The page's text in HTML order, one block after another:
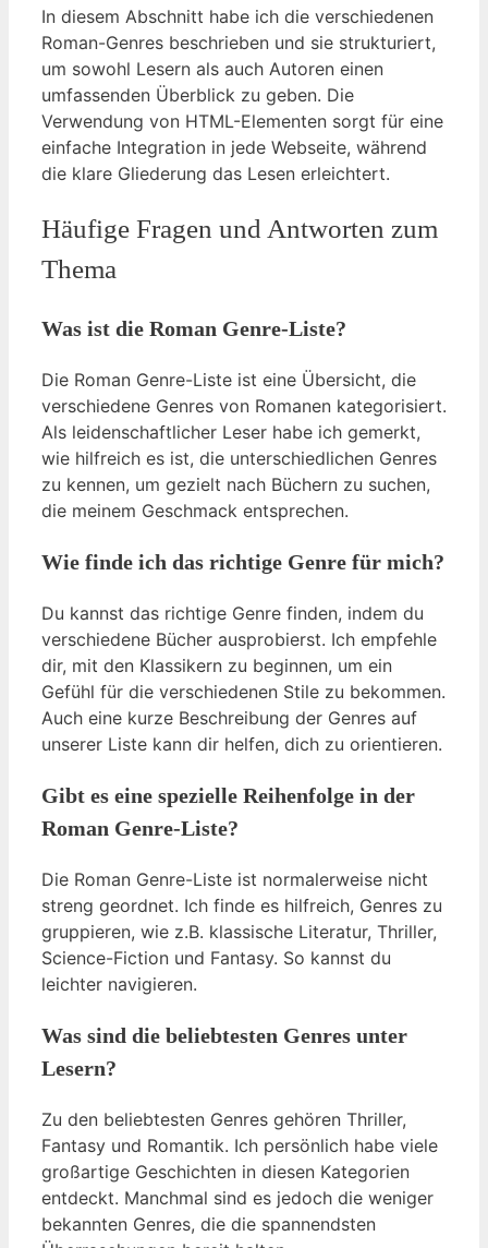
In diesem Abschnitt habe ich die verschiedenen
Roman-Genres beschrieben und sie strukturiert,
um sowohl Lesern als auch Autoren einen
umfassenden Überblick zu geben. Die
Verwendung von HTML-Elementen sorgt für eine
einfache Integration in jede Webseite, während
die klare Gliederung das Lesen erleichtert.
Häufige Fragen und Antworten zum
Thema
Was ist die Roman Genre-Liste?
Die Roman Genre-Liste ist eine Übersicht, die
verschiedene Genres von Romanen kategorisiert.
Als leidenschaftlicher Leser habe ich gemerkt,
wie hilfreich es ist, die unterschiedlichen Genres
zu kennen, um gezielt nach Büchern zu suchen,
die meinem Geschmack entsprechen.
Wie finde ich das richtige Genre für mich?
Du kannst das richtige Genre finden, indem du
verschiedene Bücher ausprobierst. Ich empfehle
dir, mit den Klassikern zu beginnen, um ein
Gefühl für die verschiedenen Stile zu bekommen.
Auch eine kurze Beschreibung der Genres auf
unserer Liste kann dir helfen, dich zu orientieren.
Gibt es eine spezielle Reihenfolge in der
Roman Genre-Liste?
Die Roman Genre-Liste ist normalerweise nicht
streng geordnet. Ich finde es hilfreich, Genres zu
gruppieren, wie z.B. klassische Literatur, Thriller,
Science-Fiction und Fantasy. So kannst du
leichter navigieren.
Was sind die beliebtesten Genres unter
Lesern?
Zu den beliebtesten Genres gehören Thriller,
Fantasy und Romantik. Ich persönlich habe viele
großartige Geschichten in diesen Kategorien
entdeckt. Manchmal sind es jedoch die weniger
bekannten Genres, die die spannendsten